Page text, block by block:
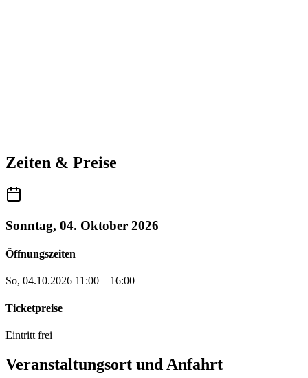
Zeiten & Preise
Sonntag, 04. Oktober 2026
Öffnungszeiten
So, 04.10.2026 11:00 – 16:00
Ticketpreise
Eintritt frei
Veranstaltungsort und Anfahrt